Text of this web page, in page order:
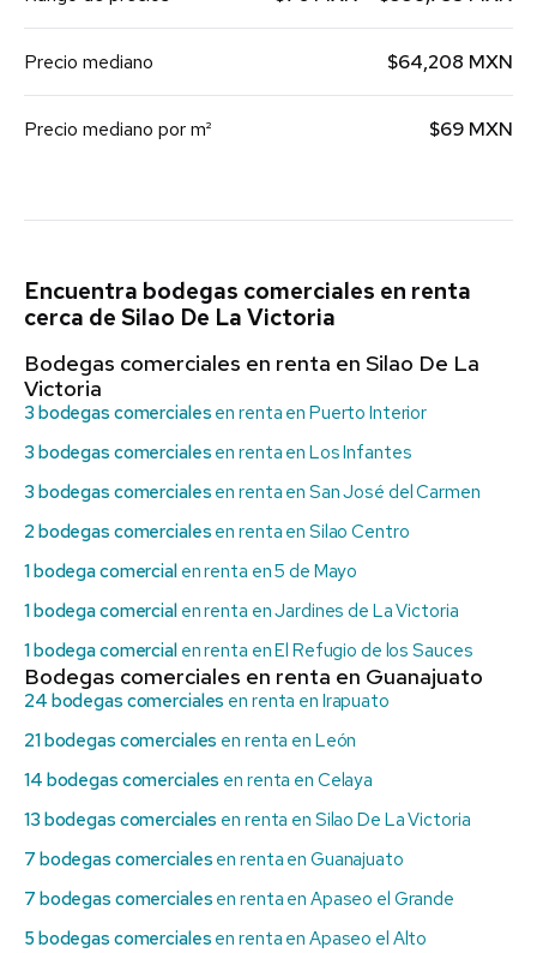
Precio mediano $64,208 MXN
Precio mediano por m² $69 MXN
Encuentra bodegas comerciales en renta
cerca de Silao De La Victoria
Bodegas comerciales en renta en Silao De La
Victoria
3 bodegas comerciales en renta en Puerto Interior
3 bodegas comerciales en renta en Los Infantes
3 bodegas comerciales en renta en San José del Carmen
2 bodegas comerciales en renta en Silao Centro
1 bodega comercialen renta en 5 de Mayo
1 bodega comercialen renta en Jardines de La Victoria
1 bodega comercialen renta en El Refugio de los Sauces
Bodegas comerciales en renta en Guanajuato
24 bodegas comerciales en renta en Irapuato
21 bodegas comerciales en renta en León
14 bodegas comerciales en renta en Celaya
13 bodegas comerciales en renta en Silao De La Victoria
7 bodegas comerciales en renta en Guanajuato
7 bodegas comerciales en renta en Apaseo el Grande
5 bodegas comerciales en renta en Apaseo el Alto